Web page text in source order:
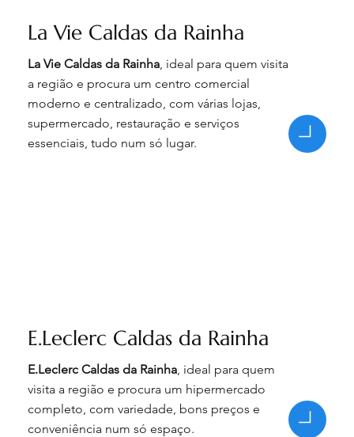
La Vie Caldas da Rainha
La Vie Caldas da Rainha, ideal para quem visita
a região e procura um centro comercial
moderno e centralizado, com várias lojas,
supermercado, restauração e serviços
essenciais, tudo num só lugar.
E.Leclerc Caldas da Rainha
E.Leclerc Caldas da Rainha , ideal para quem
visita a região e procura um hipermercado
completo, com variedade, bons preços e
conveniência num só espaço.